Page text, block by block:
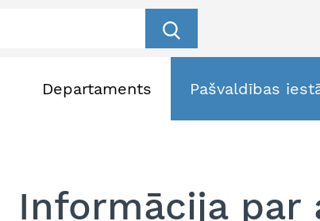
Departaments Pašvaldības
Informācija par